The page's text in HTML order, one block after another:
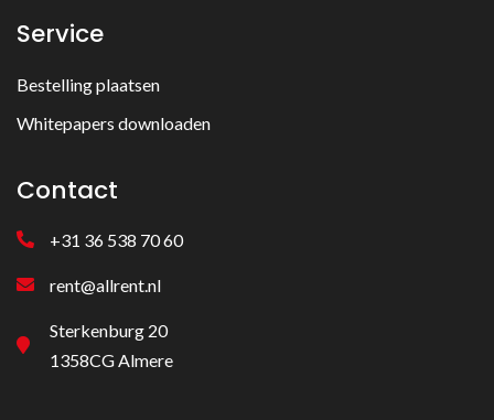
Service
Bestelling plaatsen
Whitepapers downloaden
Contact
+31 36 538 70 60
rent@allrent.nl
Sterkenburg 20
1358CG Almere